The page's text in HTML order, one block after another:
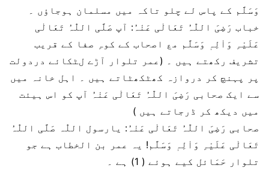
وَسَلَّم کے پاس لے چلو تاکہ میں مسلمان ہوجاؤں ۔
خباب رَضِیَ اللّٰہُ تَعَالٰی عَنْہُ: آپ صَلَّی اللّٰہُ تَعَالٰی
عَلَیْہِ وَاٰلِہٖ وَسَلَّم مع اصحاب کے کوہِ صفا کے قریب
تشریف رکھتے ہیں ۔ (عمر تلوار آڑے لٹکائے دردولت
پر پہنچ کر دروازہ کھٹکھٹاتے ہیں ۔ اہل خانہ میں
سے ایک صحابی رَضِیَ اللّٰہُ تَعَالٰی عَنْہُ آپ کو اس ہیئت
میں دیکھ کر ڈرجاتے ہیں )
صحابی رَضِیَ اللّٰہُ تَعَالٰی عَنْہُ: یارسول اللّٰہ صَلَّی اللّٰہُ
تَعَالٰی عَلَیْہِ وَاٰلِہٖ وَسَلَّم! یہ عمر بن الخطاب ہے جو
تلوار حَمَائل کیے ہوئے ( 1) ہے ۔